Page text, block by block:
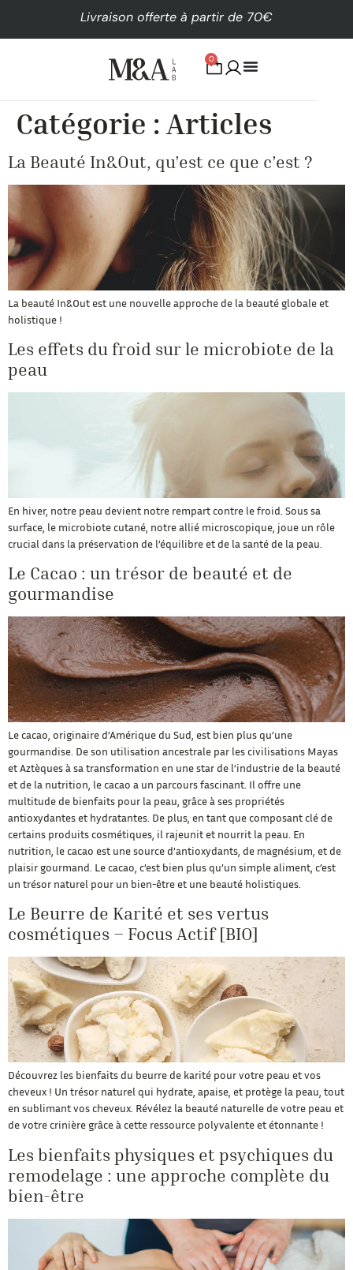
Livraison offerte à partir de 70€
0
Catégorie : Articles
La Beauté In&Out, qu’est ce que c’est ?
La beauté In&Out est une nouvelle approche de la beauté globale et
holistique !
Les effets du froid sur le microbiote de la
peau
En hiver, notre peau devient notre rempart contre le froid. Sous sa
surface, le microbiote cutané, notre allié microscopique, joue un rôle
crucial dans la préservation de l’équilibre et de la santé de la peau.
Le Cacao : un trésor de beauté et de
gourmandise
Le cacao, originaire d’Amérique du Sud, est bien plus qu’une
gourmandise. De son utilisation ancestrale par les civilisations Mayas
et Aztèques à sa transformation en une star de l’industrie de la beauté
et de la nutrition, le cacao a un parcours fascinant. Il offre une
multitude de bienfaits pour la peau, grâce à ses propriétés
antioxydantes et hydratantes. De plus, en tant que composant clé de
certains produits cosmétiques, il rajeunit et nourrit la peau. En
nutrition, le cacao est une source d’antioxydants, de magnésium, et de
plaisir gourmand. Le cacao, c’est bien plus qu’un simple aliment, c’est
un trésor naturel pour un bien-être et une beauté holistiques.
Le Beurre de Karité et ses vertus
cosmétiques – Focus Actif [BIO]
Découvrez les bienfaits du beurre de karité pour votre peau et vos
cheveux ! Un trésor naturel qui hydrate, apaise, et protège la peau, tout
en sublimant vos cheveux. Révélez la beauté naturelle de votre peau et
de votre crinière grâce à cette ressource polyvalente et étonnante !
Les bienfaits physiques et psychiques du
remodelage : une approche complète du
bien-être